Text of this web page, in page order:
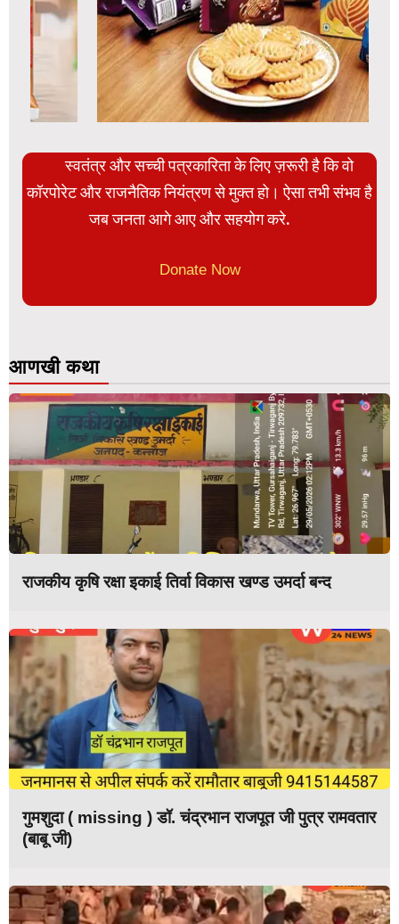
स्वतंत्र और सच्ची पत्रकारिता के लिए ज़रूरी है कि वो
कॉरपोरेट और राजनैतिक नियंत्रण से मुक्त हो। ऐसा तभी संभव है
जब जनता आगे आए और सहयोग करे.
Donate Now
आणखी कथा
राजकीय कृषि रक्षा इकाई तिर्वा विकास खण्ड उमर्दा बन्द
गुमशुदा ( missing ) डॉ. चंद्रभान राजपूत जी पुत्र रामवतार
(बाबू जी)